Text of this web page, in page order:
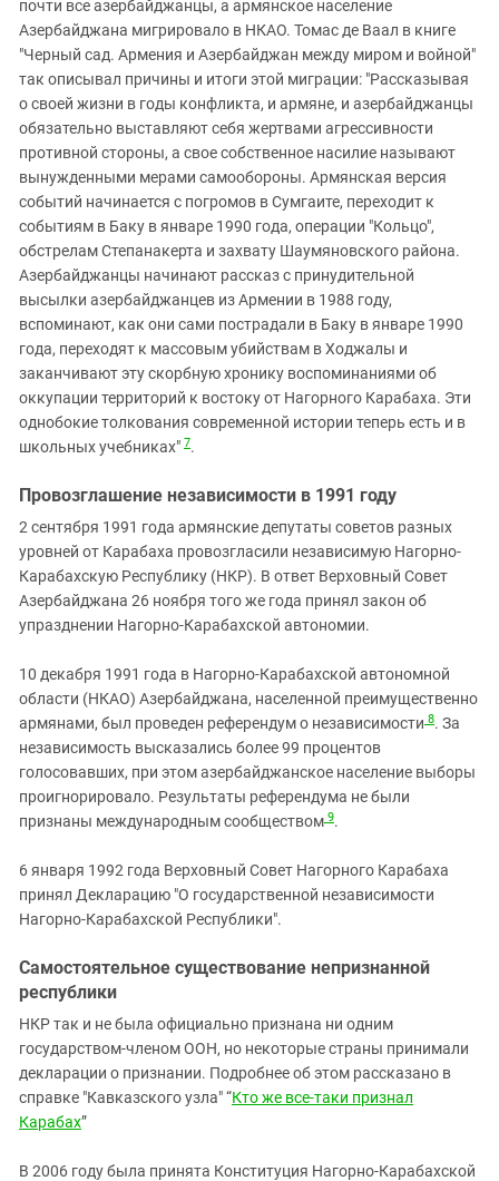
почти все азербайджанцы, а армянское население
Азербайджана мигрировало в НКАО. Томас де Ваал в книге
"Черный сад. Армения и Азербайджан между миром и войной"
так описывал причины и итоги этой миграции: "Рассказывая
о своей жизни в годы конфликта, и армяне, и азербайджанцы
обязательно выставляют себя жертвами агрессивности
противной стороны, а свое собственное насилие называют
вынужденными мерами самообороны. Армянская версия
событий начинается с погромов в Сумгаите, переходит к
событиям в Баку в январе 1990 года, операции "Кольцо",
обстрелам Степанакерта и захвату Шаумяновского района.
Азербайджанцы начинают рассказ с принудительной
высылки азербайджанцев из Армении в 1988 году,
вспоминают, как они сами пострадали в Баку в январе 1990
года, переходят к массовым убийствам в Ходжалы и
заканчивают эту скорбную хронику воспоминаниями об
оккупации территорий к востоку от Нагорного Карабаха. Эти
однобокие толкования современной истории теперь есть и в
школьных учебниках" 7.
Провозглашение независимости в 1991 году
2 сентября 1991 года армянские депутаты советов разных
уровней от Карабаха провозгласили независимую Нагорно-
Карабахскую Республику (НКР). В ответ Верховный Совет
Азербайджана 26 ноября того же года принял закон об
упразднении Нагорно-Карабахской автономии.
10 декабря 1991 года в Нагорно-Карабахской автономной
области (НКАО) Азербайджана, населенной преимущественно
армянами, был проведен референдум о независимости 8. За
независимость высказались более 99 процентов
голосовавших, при этом азербайджанское население выборы
проигнорировало. Результаты референдума не были
признаны международным сообществом 9.
6 января 1992 года Верховный Совет Нагорного Карабаха
принял Декларацию "О государственной независимости
Нагорно-Карабахской Республики".
Самостоятельное существование непризнанной
республики
НКР так и не была официально признана ни одним
государством-членом ООН, но некоторые страны принимали
декларации о признании. Подробнее об этом рассказано в
справке "Кавказского узла" “Кто же все-таки признал
Карабах”
В 2006 году была принята Конституция Нагорно-Карабахской